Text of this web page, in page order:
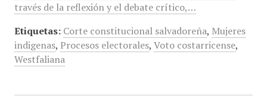
través de la reflexión y el debate crítico,…
Etiquetas: Corte constitucional salvadoreña, Mujeres
indigenas, Procesos electorales, Voto costarricense,
Westfaliana